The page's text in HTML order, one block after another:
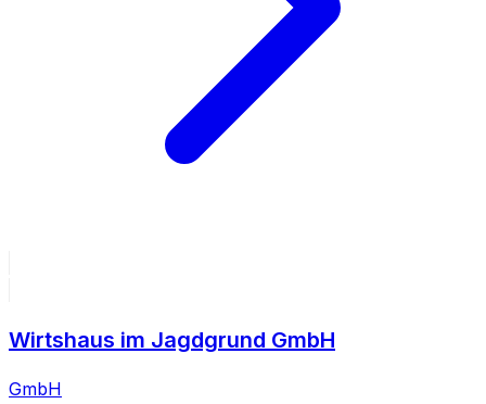
Wirtshaus im Jagdgrund GmbH
GmbH